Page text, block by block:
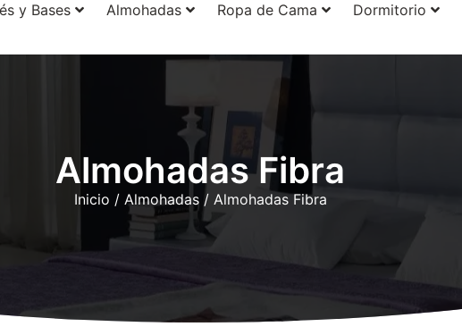
y Bases Almohadas Ropa de Cama Dormitorio
Almohadas Fibra
Inicio / Almohadas/ Almohadas Fibra